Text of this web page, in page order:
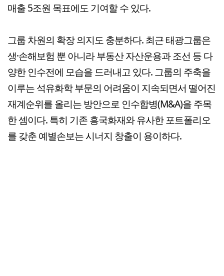
매출 5조원 목표에도 기여할 수 있다.
그룹 차원의 확장 의지도 충분하다. 최근 태광그룹은
생·손해보험 뿐 아니라 부동산 자산운용과 조선 등 다
양한 인수전에 모습을 드러내고 있다. 그룹의 주축을
이루는 석유화학 부문의 어려움이 지속되면서 떨어진
재계순위를 올리는 방안으로 인수합병(M&A)을 주목
한 셈이다. 특히 기존 흥국화재와 유사한 포트폴리오
를 갖춘 예별손보는 시너지 창출이 용이하다.